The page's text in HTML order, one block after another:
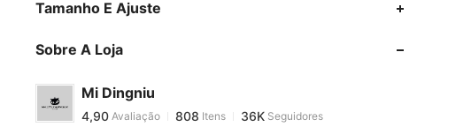
Tamanho E Ajuste
Sobre A Loja
Mi Dingniu
4,90
Avaliação
a***9pago1 dia atrás